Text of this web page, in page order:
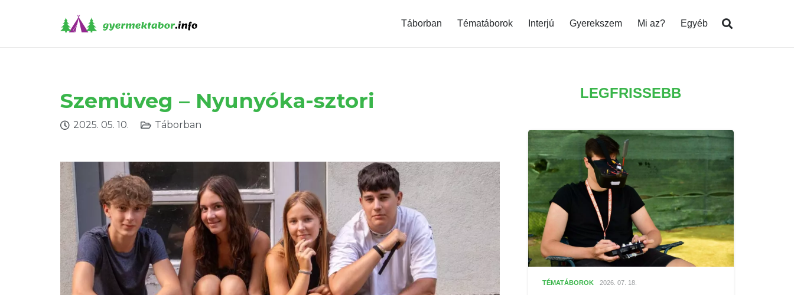
Táborban Tématáborok Interjú Gyerekszem Mi az? Egyéb
Szemüveg – Nyunyóka-sztori
2025. 05. 10. Táborban
LEGFRISSEBB
TÉMATÁBOROK 2026. 07. 18.